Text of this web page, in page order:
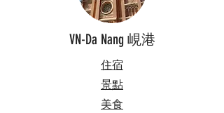
VN-Da Nang 峴港
住宿
景點
​美食